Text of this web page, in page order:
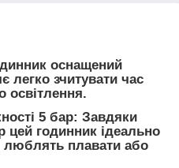
оснащений
легко зчитувати час
освітлення.
5 бар: Завдяки
цей годинник ідеально
люблять плавати або